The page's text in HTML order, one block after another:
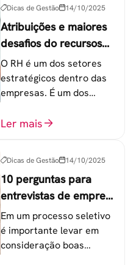
Dicas de Gestão 14/10/2025
Atribuições e maiores
desafios do recursos
humanos em uma
empresa
O RH é um dos setores
estratégicos dentro das
empresas. É um dos
o atingimento das metas
Ler mais
Dicas de Gestão 14/10/2025
10 perguntas para
entrevistas de emprego
que recrutadores não
devem fazer
Em um processo seletivo
é importante levar em
consideração boas